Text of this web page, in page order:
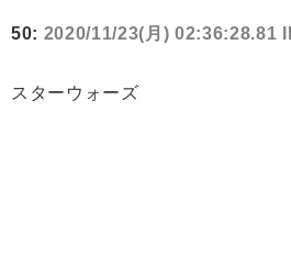
50: 2020/11/23(月) 02:36:28.81
スターウォーズ